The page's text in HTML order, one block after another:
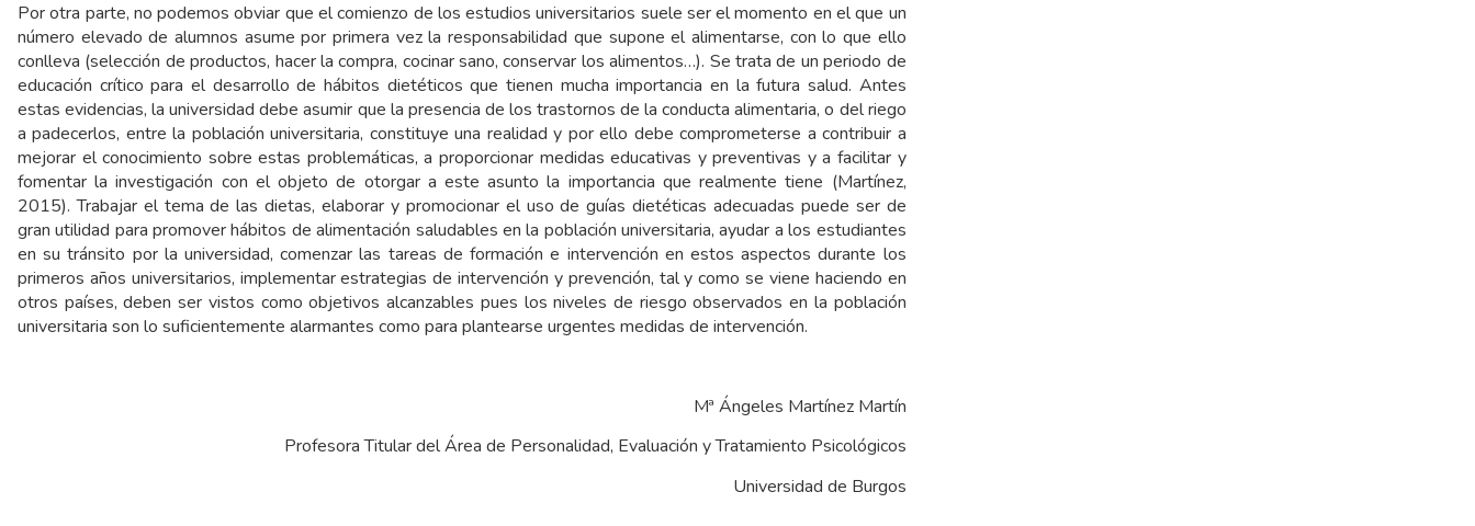
Por otra parte, no podemos obviar que el comienzo de los estudios universitarios suele ser el momento en el que un
número elevado de alumnos asume por primera vez la responsabilidad que supone el alimentarse, con lo que ello
conlleva (selección de productos, hacer la compra, cocinar sano, conservar los alimentos…). Se trata de un periodo de
educación crítico para el desarrollo de hábitos dietéticos que tienen mucha importancia en la futura salud. Antes
estas evidencias, la universidad debe asumir que la presencia de los trastornos de la conducta alimentaria, o del riego
a padecerlos, entre la población universitaria, constituye una realidad y por ello debe comprometerse a contribuir a
mejorar el conocimiento sobre estas problemáticas, a proporcionar medidas educativas y preventivas y a facilitar y
fomentar la investigación con el objeto de otorgar a este asunto la importancia que realmente tiene (Martínez,
2015). Trabajar el tema de las dietas, elaborar y promocionar el uso de guías dietéticas adecuadas puede ser de
gran utilidad para promover hábitos de alimentación saludables en la población universitaria, ayudar a los estudiantes
en su tránsito por la universidad, comenzar las tareas de formación e intervención en estos aspectos durante los
primeros años universitarios, implementar estrategias de intervención y prevención, tal y como se viene haciendo en
otros países, deben ser vistos como objetivos alcanzables pues los niveles de riesgo observados en la población
universitaria son lo suficientemente alarmantes como para plantearse urgentes medidas de intervención.
Mª Ángeles Martínez Martín
Profesora Titular del Área de Personalidad, Evaluación y Tratamiento Psicológicos
Universidad de Burgos